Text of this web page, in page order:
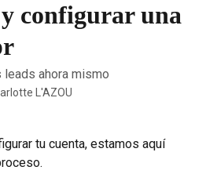
configurar una
leads ahora mismo
L'AZOU
tu cuenta, estamos aquí